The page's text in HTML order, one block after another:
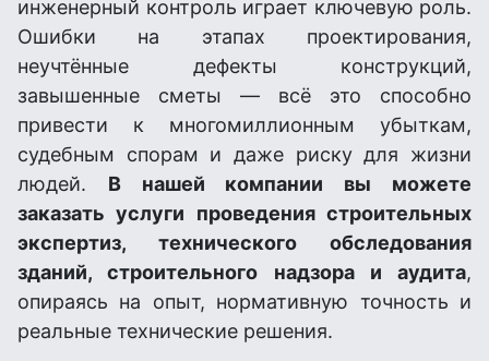
инженерный контроль играет ключевую роль.
Ошибки на этапах проектирования,
неучтённые дефекты конструкций,
завышенные сметы — всё это способно
привести к многомиллионным убыткам,
судебным спорам и даже риску для жизни
людей. В нашей компании вы можете
заказать услуги проведения строительных
экспертиз, технического обследования
зданий, строительного надзора и аудита,
опираясь на опыт, нормативную точность и
реальные технические решения.